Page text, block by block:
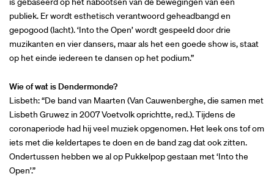
publiek. Er wordt esthetisch verantwoord geheadbangd en
gepogood (lacht). ‘Into the Open’ wordt gespeeld door drie
muzikanten en vier dansers, maar als het een goede show is, staat
op het einde iedereen te dansen op het podium.”
Wie of wat is Dendermonde?
Lisbeth: “De band van Maarten (Van Cauwenberghe, die samen met
Lisbeth Gruwez in 2007 Voetvolk oprichtte, red.). Tijdens de
coronaperiode had hij veel muziek opgenomen. Het leek ons tof om
iets met die keldertapes te doen en de band zag dat ook zitten.
Ondertussen hebben we al op Pukkelpop gestaan met ‘Into the
Open’.”
Inzoomen